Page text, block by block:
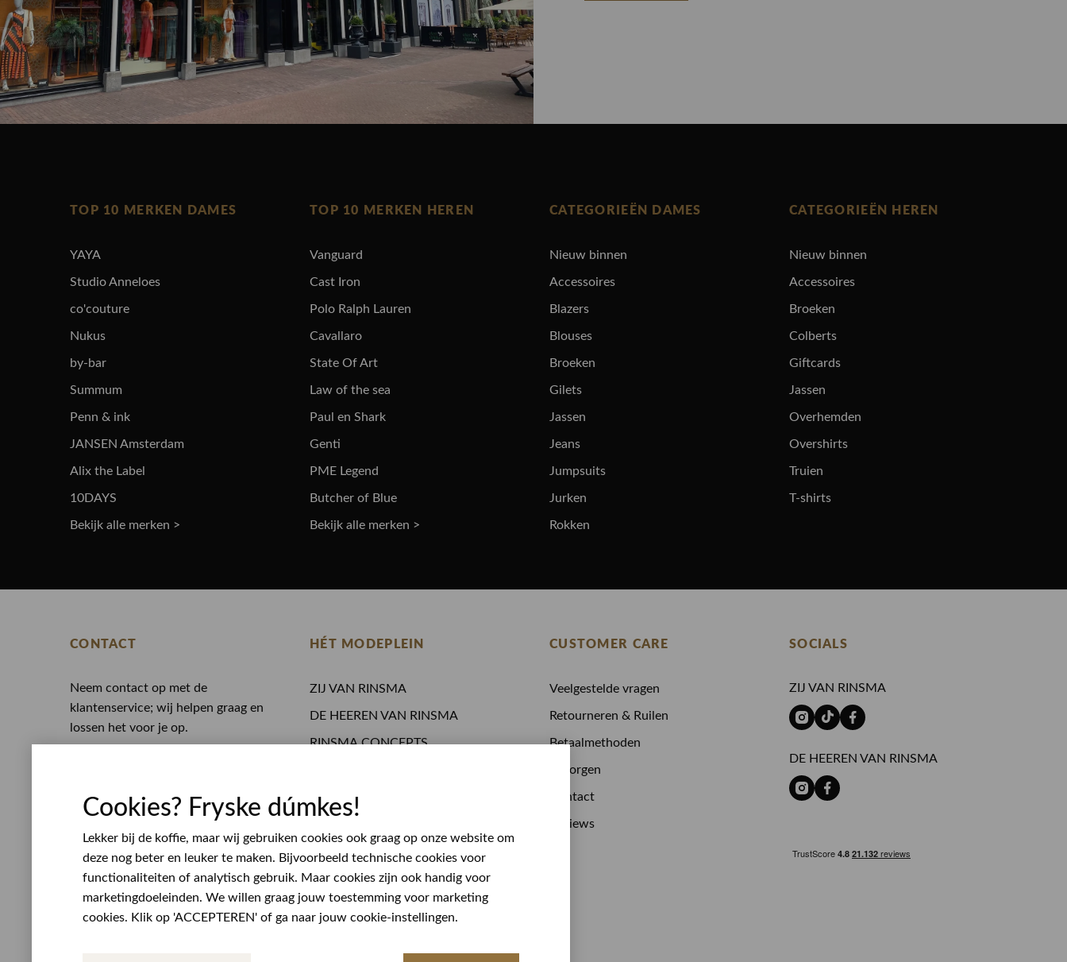
TOP 10 MERKEN DAMES
YAYA
Studio Anneloes
co'couture
Nukus
by-bar
Summum
Penn & ink
JANSEN Amsterdam
Alix the Label
10DAYS
Bekijk alle merken >
TOP 10 MERKEN HEREN
Vanguard
Cast Iron
Polo Ralph Lauren
Cavallaro
State Of Art
Law of the sea
Paul en Shark
Genti
PME Legend
Butcher of Blue
Bekijk alle merken >
CATEGORIEËN DAMES
Nieuw binnen
Accessoires
Blazers
Blouses
Broeken
Gilets
Jassen
Jeans
Jumpsuits
Jurken
Rokken
CATEGORIEËN HEREN
Nieuw binnen
Accessoires
Broeken
Colberts
Giftcards
Jassen
Overhemden
Overshirts
Truien
T-shirts
CONTACT
Neem contact op met de
klantenservice; wij helpen graag en
lossen het voor je op.
service@rinsmamodeplein.nl
Bezoekadres
Lijnbaan 10
8401 VL Gorredijk
Plan route
Openingstijden
HÉT MODEPLEIN
ZIJ VAN RINSMA
DE HEEREN VAN RINSMA
RINSMA.CONCEPTS
Openingstijden
CUSTOMER CARE
Veelgestelde vragen
Retourneren & Ruilen
Betaalmethoden
Bezorgen
Contact
Reviews
SOCIALS
ZIJ VAN RINSMA
DE HEEREN VAN RINSMA
Cookies? Fryske dúmkes!
Lekker bij de koffie, maar wij gebruiken cookies ook graag op onze website om
deze nog beter en leuker te maken. Bijvoorbeeld technische cookies voor
functionaliteiten of analytisch gebruik. Maar cookies zijn ook handig voor
marketingdoeleinden. We willen graag jouw toestemming voor marketing
cookies. Klik op 'ACCEPTEREN' of ga naar jouw cookie-instellingen.